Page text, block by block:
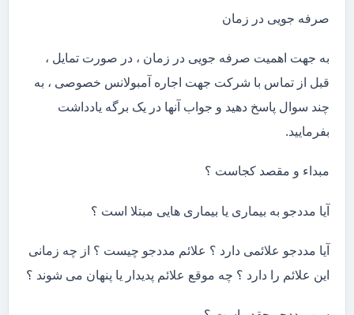
صرفه جویی در زمان
به جهت اهمیت صرفه جویی در زمان ، در صورت تمایل ،
قبل از تماس با شرکت جهت اجاره آمبولانس خصوصی ، به
چند سوال پاسخ دهید و جواب آنها در یک برگه یادداشت
بفرمایید.
مبداء و مقصد کجاست ؟
آیا مددجو به بیماری یا بیماری هایی مبتلا است ؟
آیا مددجو علائمی دارد ؟ علائم مددجو چیست ؟ از چه زمانی
این علائم را دارد ؟ چه موقع علائم پدیدار یا پنهان می شوند ؟